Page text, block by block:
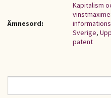
Ämnesord:
Kapitalism
Sverige,
patent
SÖKFORMULÄR